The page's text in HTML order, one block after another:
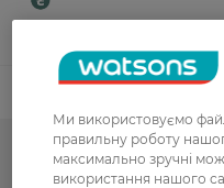
-50% на обраний
Ми використовуємо
правильну роботу
максимально зручні
використання нашого